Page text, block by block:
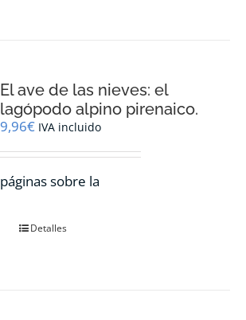
El ave de las nieves: el
lagópodo alpino pirenaico.
9,96€ IVA incluido
sobre la
Detalles